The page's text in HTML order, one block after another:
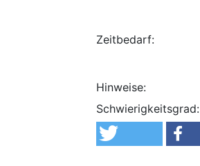
Zeitbedarf:
Hinweise:
Schwierigkeitsgrad: